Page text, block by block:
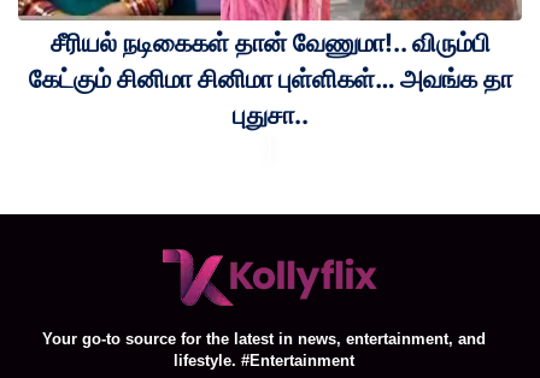
சீரியல் நடிகைகள் தான் வேணுமா!.. விரும்பி
கேட்கும் சினிமா சினிமா புள்ளிகள்… அவங்க தா
புதுசா..
Your go-to source for the latest in news, entertainment, and
lifestyle. #Entertainment